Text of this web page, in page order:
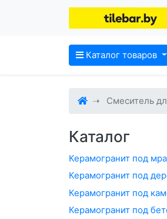
Каталог товаров
Смеситель
Каталог
Керамогранит под
Керамогранит под
Керамогранит под
Керамогранит под